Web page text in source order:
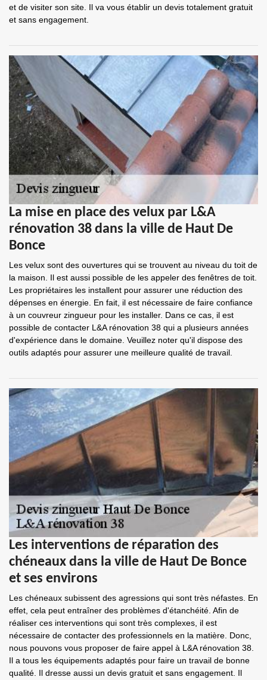
et de visiter son site. Il va vous établir un devis totalement gratuit
et sans engagement.
La mise en place des velux par L&A
rénovation 38 dans la ville de Haut De
Bonce
Les velux sont des ouvertures qui se trouvent au niveau du toit de
la maison. Il est aussi possible de les appeler des fenêtres de toit.
Les propriétaires les installent pour assurer une réduction des
dépenses en énergie. En fait, il est nécessaire de faire confiance
à un couvreur zingueur pour les installer. Dans ce cas, il est
possible de contacter L&A rénovation 38 qui a plusieurs années
d'expérience dans le domaine. Veuillez noter qu'il dispose des
outils adaptés pour assurer une meilleure qualité de travail.
Les interventions de réparation des
chéneaux dans la ville de Haut De Bonce
et ses environs
Les chéneaux subissent des agressions qui sont très néfastes. En
effet, cela peut entraîner des problèmes d'étanchéité. Afin de
réaliser ces interventions qui sont très complexes, il est
nécessaire de contacter des professionnels en la matière. Donc,
nous pouvons vous proposer de faire appel à L&A rénovation 38.
Il a tous les équipements adaptés pour faire un travail de bonne
qualité. Il dresse aussi un devis gratuit et sans engagement. Il